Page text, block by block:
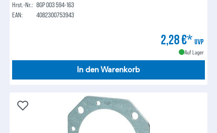
Hrst.-Nr.: 8GP 003 594-163
EAN:
4082300753943
2,28 €* UVP
Auf Lager
In den Warenkorb